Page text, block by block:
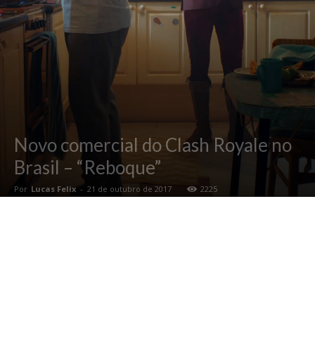
Novo comercial do Clash Royale no
Brasil – “Reboque”
Por Lucas Felix - 21 de outubro de 2017 2225